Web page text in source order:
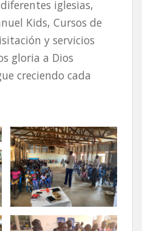
iglesias,
Kids, Cursos de
y servicios
gloria a Dios
creciendo cada